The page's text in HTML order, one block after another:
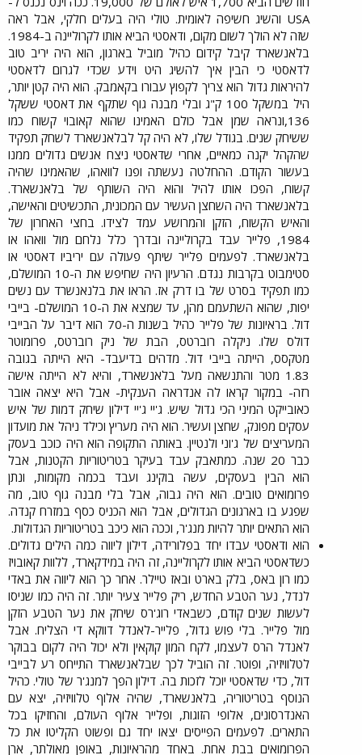
USA והשיג חשיפה לאומית. טולי היה בעלים חלקי, אבל ראה
שזה לא הולך לשום מקום, ודאסטי הביא אותו לקרוליינה ב-1984.
בלאנשארד קיבל קידום כהיל מוביל בארגון, הוא היה יריב טוב
לדאסטי כי הבין איך להשיג היט וידע שכדי לגרום לדאסטי
להיראות גדול הוא צריך לקפוץ עבורו בקאמבק. הוא היה קטן יותר,
היל במשקל 100 ק"ג ובלי מבנה גוף שתקף את דאסטי ששקל
136,ונראה שמן אבל כולם האמינו שהוא קאובוי קשוח כמו
ששיחק שנים. בגודל שלו, לא היה קל לבלאנשארד לשחק תפקיד
שהקהל יקנה כמאיים, אחרי שדאסטי ניצח אנשים גדולים ממנו
בעשור הקודם. ההחלטה נעשתה ופנו לוואהו, שהאמינו שהיה
קשוח, הפכו אותו להיל והוא היה השותף של בלאנשארד.
בלאנשארד היה השחצן העשיר עם המכונית, התכשיטים והאישה,
והאיש הקשוח, הזקן והמרושע עמד לצידו. בחצי האחרון של
1984, פלייר עבד בקרוליינה ובדרך כלל נלחם מול וואהו או
בלאנשארד. לפעמים פלייר שיתף פעולה עם יריביו דאסטי או
סטימבוט בקרבות נגדם. הרעיון היה שחיפש את ה-10 המושלם,
כמו תפקיד בסרט של בו דרק אז. הראו את בלנאנשרד עם נשים
יפות, שהוא השתעמם מהן, עד שמצא את ה-10 המושלם- בייבי
דול. בראיונות של פלייר כהיל בשנות ה-70 הוא דיבר על הבייבי
דולס שלו. ניקלה רוברטס, הבת של ניק רוברטס, פרומוטר
מטקסס, הייתה בייבי דול. מדהים בדיעבד- היא הייתה בגובה
1.83 מטר והתנשאה מעל בלאנשארד, והיא לא הייתה אישה
רזה- במקור קראו לה אנדראה הענקית- אבל היא יצאה אובר
כאובייקט המיני הכי גדול שיש. ג'יי ג'יי דילון שיחק דמות של איש
עסקים מפונק, שחצן ועשיר. הוא היה מעריץ וכילד ניהל את מועדון
המעריצים של ג'וני ולנטיין. באותה התקופה הוא היה כוכב בעסק
כבר 20 שנה. כמתאבק עבד בעיקר בטריטוריות הקטנות, אבל
הוא הבין בעסקים, עשה בוקינג ועבד בכמה מקומות, ונתן
פרומואים טובים. הוא היה גבוה, אבל בלי מבנה גוף טוב, מה
שפגע בו בארגונים הגדולים, אבל הוא הכניס כסף במזרח קנדה.
הוא התאים יותר להיות מנג'ר, וככה הוא כיכב בטריטוריות הגדולות.​
הוא ודאסטי עבדו יחד בפלורידה, דילון ליווה כמה הילים גדולים.
כשדאסטי הביא אותו לקרוליינה, זה היה במידקארד, ללוות קאובויז
כמו רון באס, בלק בארט ובאז טיילר. אחר כך הוא ליווה את באדי
לנדל, נער הטבע החדש, ריק פלייר צעיר יותר. זה היה כמו שניסו
לעשות שנים קודם, כשבאדי רוג'רס שיחק את נער הטבע הזקן
מול פלייר. בלי פוש גדול, פלייר-לאנדל דווקא די הצליח. אבל
לאנדל הרס לעצמו, לקח המון קוקאין ולא יכול היה לקום בבוקר
לטלוויזיה, ופוטר. זה הוביל לכך שבלאנשארד התייחס רע לבייבי
דול, כדי שדאסטי יוכל לזכות בה. דילון הפך למנג'ר של טולי. כהיל
הנוסף בטריטוריה, בלאנשארד, שהיה אלוף טלוויזיה, יצא עם
האנדרסונים, אלופי הזוגות, ופלייר אלוף העולם, והחזיקו בכל
התארים. לפעמים הפייסים יצאו יחד גם ופשוט הקליטו את כל
הפרומואים בבת אחת. באחד מהראיונות, באופן מאולתר, ארן